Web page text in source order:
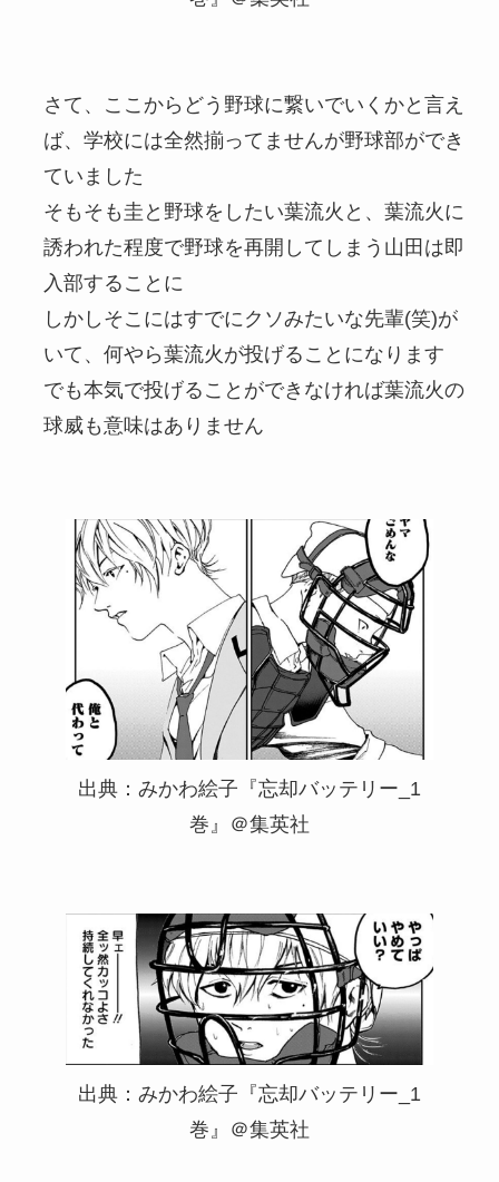
さて、ここからどう野球に繋いでいくかと言え
ば、学校には全然揃ってませんが野球部ができ
ていました
そもそも圭と野球をしたい葉流火と、葉流火に
誘われた程度で野球を再開してしまう山田は即
入部することに
しかしそこにはすでにクソみたいな先輩(笑)が
いて、何やら葉流火が投げることになります
でも本気で投げることができなければ葉流火の
球威も意味はありません
出典：みかわ絵子『忘却バッテリー_1
巻』＠集英社
出典：みかわ絵子『忘却バッテリー_1
巻』＠集英社